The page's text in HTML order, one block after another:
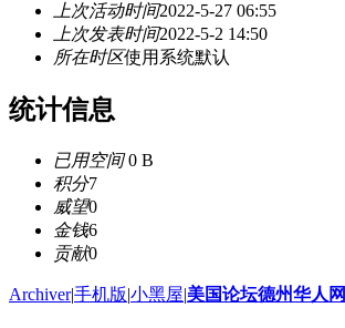
上次活动时间2022-5-27 06:55
上次发表时间2022-5-2 14:50
所在时区使用系统默认
统计信息
已用空间0 B
积分7
威望0
金钱6
贡献0
Archiver|手机版|小黑屋|美国论坛德州华人网